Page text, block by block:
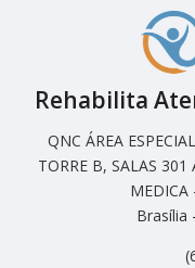
Rehabilita
QNC ÁREA
TORRE B, SALAS 301
MEDICA
Brasília